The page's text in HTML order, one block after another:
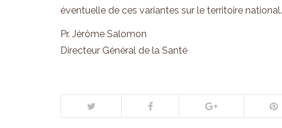
éventuelle de ces variantes sur le territoire national.
Pr. Jérôme Salomon
Directeur Général de la Santé